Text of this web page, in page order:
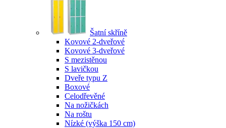
Šatní skříně
Kovové 2-dveřové
Kovové 3-dveřové
S mezistěnou
S lavičkou
Dveře typu Z
Boxové
Celodřevěné
Na nožičkách
Na roštu
Nízké (výška 150 cm)